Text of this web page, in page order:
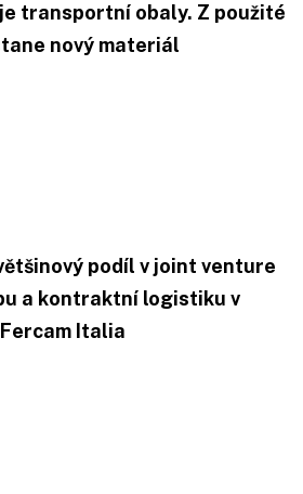
transportní obaly. Z použité
nový materiál
podíl v joint venture
a kontraktní logistiku v
Italia